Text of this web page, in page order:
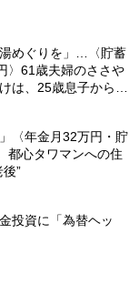
湯めぐりを」…〈貯蓄
〉61歳夫婦のささや
は、25歳息子から届
〈年金月32万円・貯
都心タワマンへの住
”
投資に「為替ヘッ